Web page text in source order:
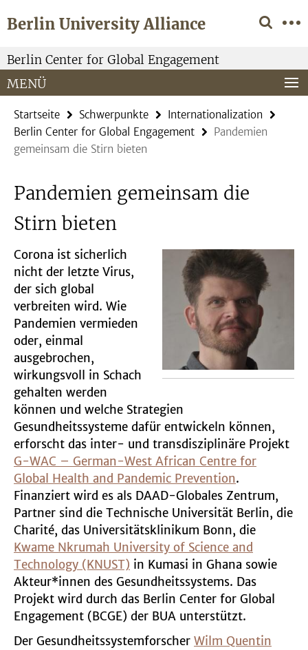
direkt
Inhalt
Berlin University Alliance
Service-
Navigation
Berlin Center for Global Engagement
MENÜ
Startseite Schwerpunkte
Internationalization
Berlin Center for Global Engagement
Pandemien
gemeinsam die Stirn bieten
Pandemien gemeinsam die
Stirn bieten
Corona ist sicherlich
nicht der letzte Virus,
der sich global
verbreiten wird. Wie
Pandemien vermieden
oder, einmal
ausgebrochen,
wirkungsvoll in Schach
gehalten werden
können und welche Strategien
Gesundheitssysteme dafür entwickeln können,
erforscht das inter- und transdisziplinäre Projekt
G-WAC – German-West African Centre for
Global Health and Pandemic Prevention.
Finanziert wird es als DAAD-Globales Zentrum,
Partner sind die Technische Universität Berlin, die
Charité, das Universitätsklinikum Bonn, die
Kwame Nkrumah University of Science and
Technology (KNUST) in Kumasi in Ghana sowie
Akteur*innen des Gesundheitssystems. Das
Projekt wird durch das Berlin Center for Global
Engagement (BCGE) der BUA unterstützt.
Der Gesundheitssystemforscher Wilm Quentin